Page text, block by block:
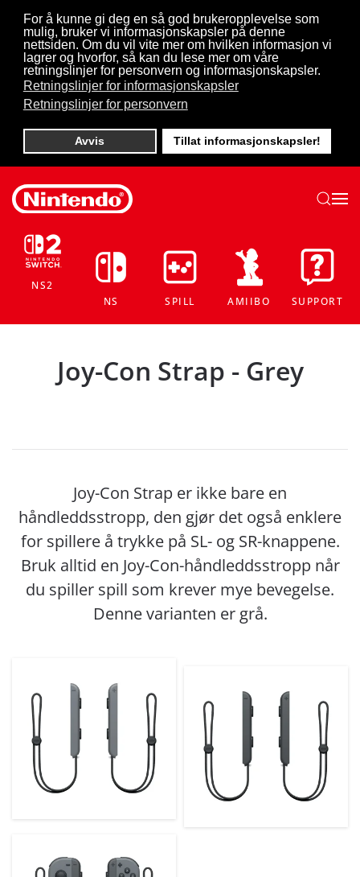
For å kunne gi deg en så god brukeropplevelse som
mulig, bruker vi informasjonskapsler på denne
nettsiden. Om du vil vite mer om hvilken informasjon vi
lagrer og hvorfor, så kan du lese mer om våre
retningslinjer for personvern og informasjonskapsler.
Retningslinjer for informasjonskapsler
Retningslinjer for personvern
Avvis Tillat informasjonskapsler!
Skip to main content
NS2
NS
SPILL AMIIBO SUPPORT
Joy-Con Strap - Grey
Joy-Con Strap er ikke bare en
håndleddsstropp, den gjør det også enklere
for spillere å trykke på SL- og SR-knappene.
Bruk alltid en Joy-Con-håndleddsstropp når
du spiller spill som krever mye bevegelse.
Denne varianten er grå.